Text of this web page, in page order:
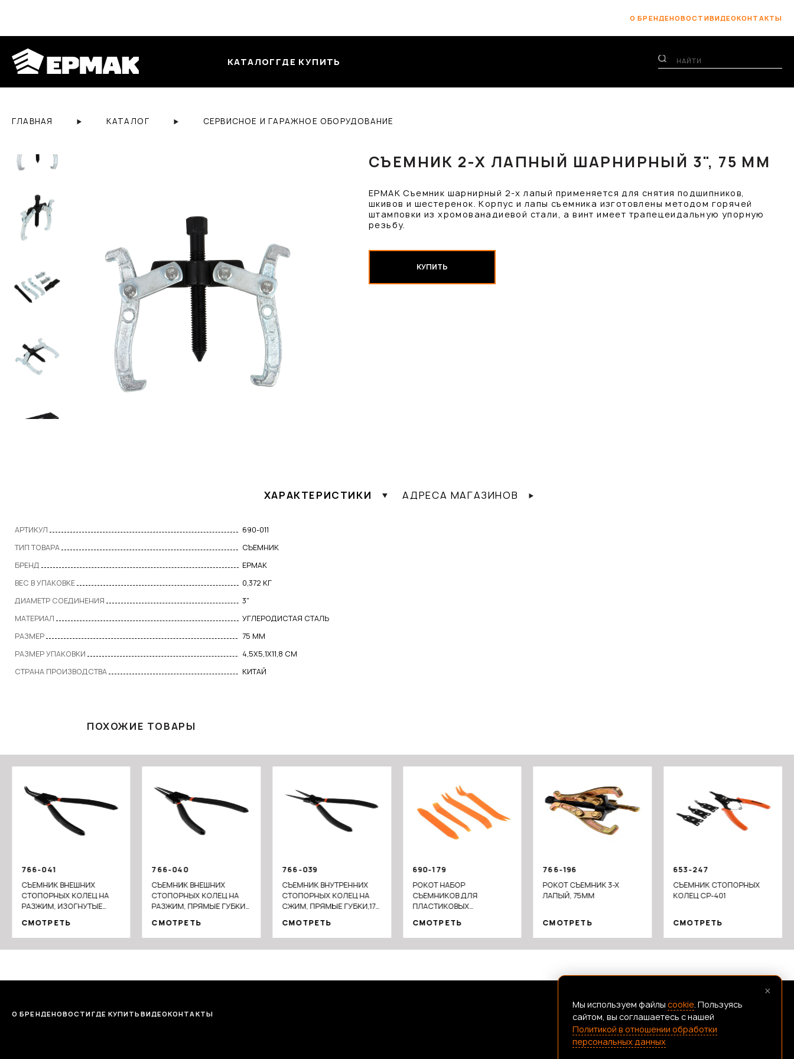
О БРЕНДЕНОВОСТИВИДЕОКОНТАКТЫ
КАТАЛОГ ГДЕ КУПИТЬ
ГЛАВНАЯ КАТАЛОГ СЕРВИСНОЕ И ГАРАЖНОЕ ОБОРУДОВАНИЕ
СЪЕМНИК 2-Х ЛАПНЫЙ ШАРНИРНЫЙ 3", 75 ММ
ЕРМАК Съемник шарнирный 2-х лапый применяется для снятия подшипников,
шкивов и шестеренок. Корпус и лапы съемника изготовлены методом горячей
штамповки из хромованадиевой стали, а винт имеет трапецеидальную упорную
резьбу.
КУПИТЬ
ХАРАКТЕРИСТИКИ
АРТИКУЛ
690-011
ТИП ТОВАРА
СЪЕМНИК
БРЕНД
ЕРМАК
ВЕС В УПАКОВКЕ
0,372 КГ
ДИАМЕТР СОЕДИНЕНИЯ
3"
МАТЕРИАЛ
УГЛЕРОДИСТАЯ СТАЛЬ
РАЗМЕР
75 ММ
РАЗМЕР УПАКОВКИ
4,5Х5,1Х11,8 СМ
СТРАНА ПРОИЗВОДСТВА
КИТАЙ
АДРЕСА МАГАЗИНОВ
ПОХОЖИЕ ТОВАРЫ
766-041
СЪЕМНИК ВНЕШНИХ
СТОПОРНЫХ КОЛЕЦ НА
РАЗЖИМ, ИЗОГНУТЫЕ
СМОТРЕТЬ
766-040
СЪЕМНИК ВНЕШНИХ
СТОПОРНЫХ КОЛЕЦ НА
РАЗЖИМ, ПРЯМЫЕ ГУБКИ,
СМОТРЕТЬ
766-039
СЪЕМНИК ВНУТРЕННИХ
СТОПОРНЫХ КОЛЕЦ НА
СЖИМ, ПРЯМЫЕ ГУБКИ,175
СМОТРЕТЬ
690-179
РОКОТ НАБОР
СЪЕМНИКОВ ДЛЯ
ПЛАСТИКОВЫХ
СМОТРЕТЬ
766-196
РОКОТ СЪЕМНИК 3-Х
ЛАПЫЙ, 75ММ
СМОТРЕТЬ
653-247
СЪЕМНИК СТОПОРНЫХ
КОЛЕЦ CP-401
СМОТРЕТЬ
О БРЕНДЕНОВОСТИГДЕ КУПИТЬ ВИДЕОКОНТАКТЫ FRANSHIZAERMAK@CONSTANTA-T.RU
×
Мы используем файлы cookie. Пользуясь
сайтом, вы соглашаетесь с нашей
Политикой в отношении обработки
персональных данных